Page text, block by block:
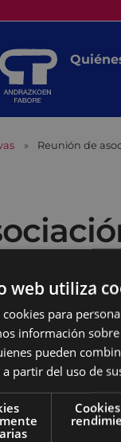
Reunión de
web utiliza
para
información
pueden
partir del uso de